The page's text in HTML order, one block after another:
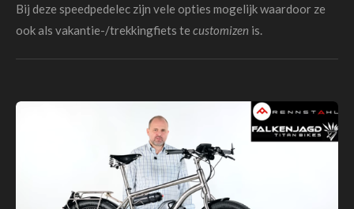
Bij deze speedpedelec zijn vele opties mogelijk waardoor ze
ook als vakantie-/trekkingfiets te customizen is.